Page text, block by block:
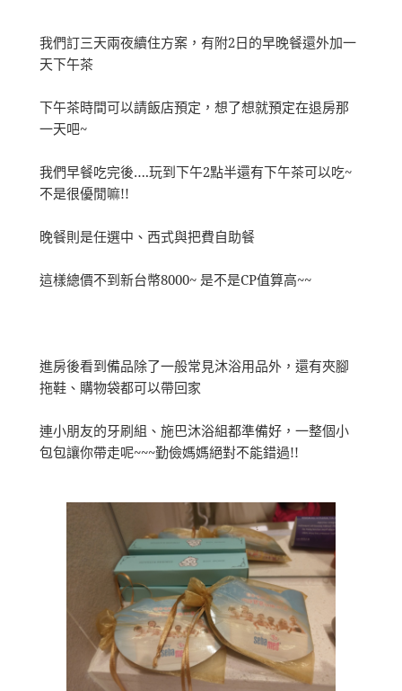
我們訂三天兩夜續住方案，有附2日的早晚餐還外加一
天下午茶
下午茶時間可以請飯店預定，想了想就預定在退房那
一天吧~
我們早餐吃完後….玩到下午2點半還有下午茶可以吃~
不是很優閒嘛!!
晚餐則是任選中、西式與把費自助餐
這樣總價不到新台幣8000~ 是不是CP值算高~~
進房後看到備品除了一般常見沐浴用品外，還有夾腳
拖鞋、購物袋都可以帶回家
連小朋友的牙刷組、施巴沐浴組都準備好，一整個小
包包讓你帶走呢~~~勤儉媽媽絕對不能錯過!!